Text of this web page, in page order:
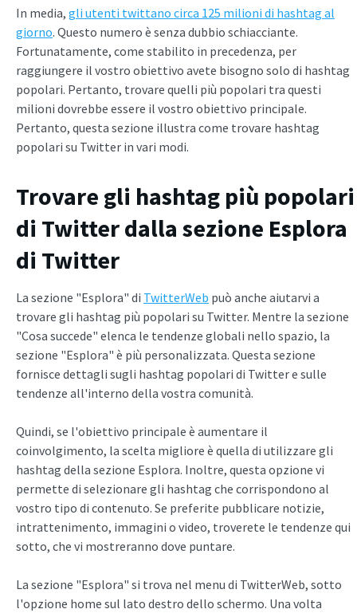
In media, gli utenti twittano circa 125 milioni di hashtag al
giorno. Questo numero è senza dubbio schiacciante.
Fortunatamente, come stabilito in precedenza, per
raggiungere il vostro obiettivo avete bisogno solo di hashtag
popolari. Pertanto, trovare quelli più popolari tra questi
milioni dovrebbe essere il vostro obiettivo principale.
Pertanto, questa sezione illustra come trovare hashtag
popolari su Twitter in vari modi.
Trovare gli hashtag più popolari
di Twitter dalla sezione Esplora
di Twitter
La sezione "Esplora" di TwitterWeb può anche aiutarvi a
trovare gli hashtag più popolari su Twitter. Mentre la sezione
"Cosa succede" elenca le tendenze globali nello spazio, la
sezione "Esplora" è più personalizzata. Questa sezione
fornisce dettagli sugli hashtag popolari di Twitter e sulle
tendenze all'interno della vostra comunità.
Quindi, se l'obiettivo principale è aumentare il
coinvolgimento, la scelta migliore è quella di utilizzare gli
hashtag della sezione Esplora. Inoltre, questa opzione vi
permette di selezionare gli hashtag che corrispondono al
vostro tipo di contenuto. Se preferite pubblicare notizie,
intrattenimento, immagini o video, troverete le tendenze qui
sotto, che vi mostreranno dove puntare.
La sezione "Esplora" si trova nel menu di TwitterWeb, sotto
l'opzione home sul lato destro dello schermo. Una volta